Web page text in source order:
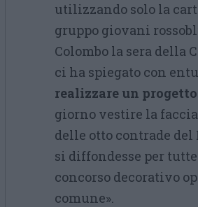
utilizzando solo la
gruppo giovani
Colombo la sera della
ci ha spiegato con
realizzare un
giorno vestire la
delle otto contrade del
si diffondesse per
concorso decorativo
comune».